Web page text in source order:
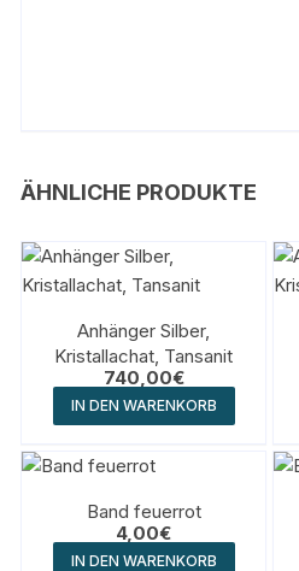
ÄHNLICHE PRODUKTE
Anhänger Silber,
Kristallachat, Tansanit
740,00€
IN DEN WARENKORB
Band feuerrot
4,00€
IN DEN WARENKORB